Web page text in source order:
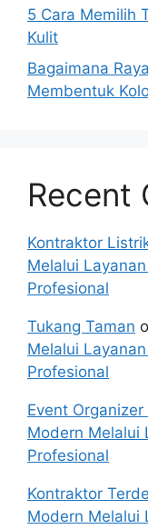
5 Cara Memilih
Kulit
Bagaimana
Membentuk
Recent
Kontraktor
Melalui
Profesional
Tukang Taman
Melalui
Profesional
Event
Modern Melalui
Profesional
Kontraktor
Modern Melalui